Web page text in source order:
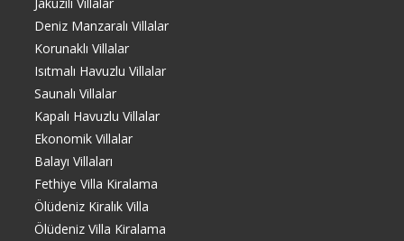
Deniz Manzaralı Villalar
Korunaklı Villalar
Isıtmalı Havuzlu Villalar
Saunalı Villalar
Kapalı Havuzlu Villalar
Ekonomik Villalar
Balayı Villaları
Fethiye Villa Kiralama
Ölüdeniz Kiralık Villa
Ölüdeniz Villa Kiralama